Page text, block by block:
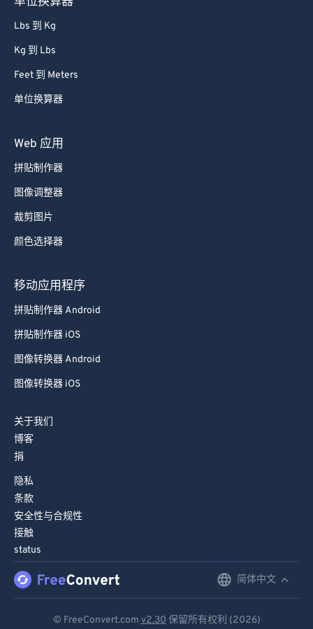
Lbs 到 Kg
Kg 到 Lbs
Feet 到 Meters
单位换算器
Web 应用
拼贴制作器
图像调整器
裁剪图片
颜色选择器
移动应用程序
拼贴制作器 Android
拼贴制作器 iOS
图像转换器 Android
图像转换器 iOS
关于我们
博客
捐
隐私
条款
安全性与合规性
接触
status
简体中文
© FreeConvert.com v2.30 保留所有权利 (2026)